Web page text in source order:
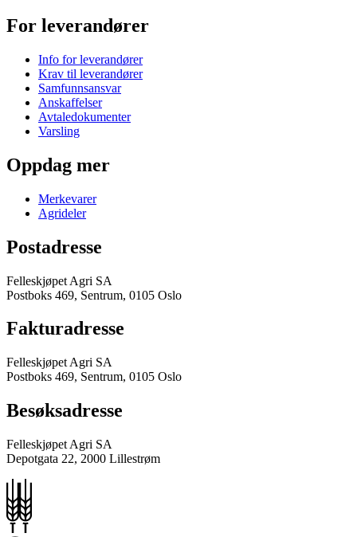
For leverandører
Info for leverandører
Krav til leverandører
Samfunnsansvar
Anskaffelser
Avtaledokumenter
Varsling
Oppdag mer
Merkevarer
Agrideler
Postadresse
Felleskjøpet Agri SA
Postboks 469, Sentrum, 0105 Oslo
Fakturadresse
Felleskjøpet Agri SA
Postboks 469, Sentrum, 0105 Oslo
Besøksadresse
Felleskjøpet Agri SA
Depotgata 22, 2000 Lillestrøm